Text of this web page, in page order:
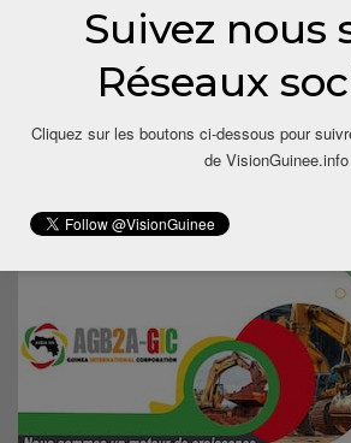
Suivez nous
Réseaux
Cliquez sur les boutons ci-dessous pour
de VisionGuinee.info